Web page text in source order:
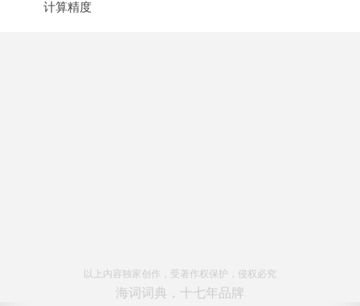
计算精度
以上内容独家创作，受著作权保护，侵权必究
海词词典，十七年品牌